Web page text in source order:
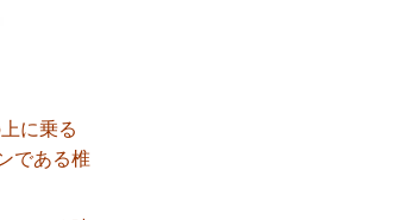
に乗る
である椎